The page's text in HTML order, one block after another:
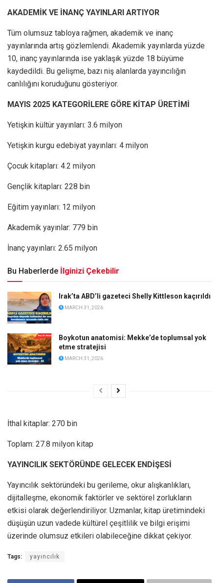
AKADEMİK VE İNANÇ YAYINLARI ARTIYOR
Tüm olumsuz tabloya rağmen, akademik ve inanç
yayınlarında artış gözlemlendi. Akademik yayınlarda yüzde
10, inanç yayınlarında ise yaklaşık yüzde 18 büyüme
kaydedildi. Bu gelişme, bazı niş alanlarda yayıncılığın
canlılığını koruduğunu gösteriyor.
MAYIS 2025 KATEGORİLERE GÖRE KİTAP ÜRETİMİ
Yetişkin kültür yayınları: 3.6 milyon
Yetişkin kurgu edebiyat yayınları: 4 milyon
Çocuk kitapları: 4.2 milyon
Gençlik kitapları: 228 bin
Eğitim yayınları: 12 milyon
Akademik yayınlar: 779 bin
İnanç yayınları: 2.65 milyon
Bu Haberlerde İlginizi Çekebilir
Irak’ta ABD’li gazeteci Shelly Kittleson kaçırıldı
MARCH 31, 2026
Boykotun anatomisi: Mekke’de toplumsal yok
etme stratejisi
MARCH 31, 2026
İthal kitaplar: 270 bin
Toplam: 27.8 milyon kitap
YAYINCILIK SEKTÖRÜNDE GELECEK ENDİŞESİ
Yayıncılık sektöründeki bu gerileme, okur alışkanlıkları,
dijitalleşme, ekonomik faktörler ve sektörel zorlukların
etkisi olarak değerlendiriliyor. Uzmanlar, kitap üretimindeki
düşüşün uzun vadede kültürel çeşitlilik ve bilgi erişimi
üzerinde olumsuz etkileri olabileceğine dikkat çekiyor.
Tags: yayıncılık